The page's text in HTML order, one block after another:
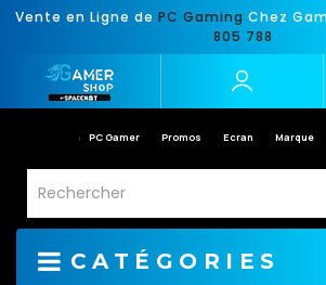
Vente en Ligne de PC Gaming Chez
805 788
PC Gamer Promos Ecran Marque
CATÉGORIES